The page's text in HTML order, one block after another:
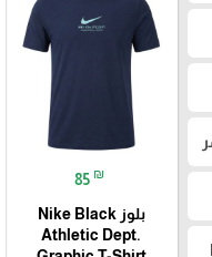
85 ₪
بلوز Nike Black
Athletic Dept.